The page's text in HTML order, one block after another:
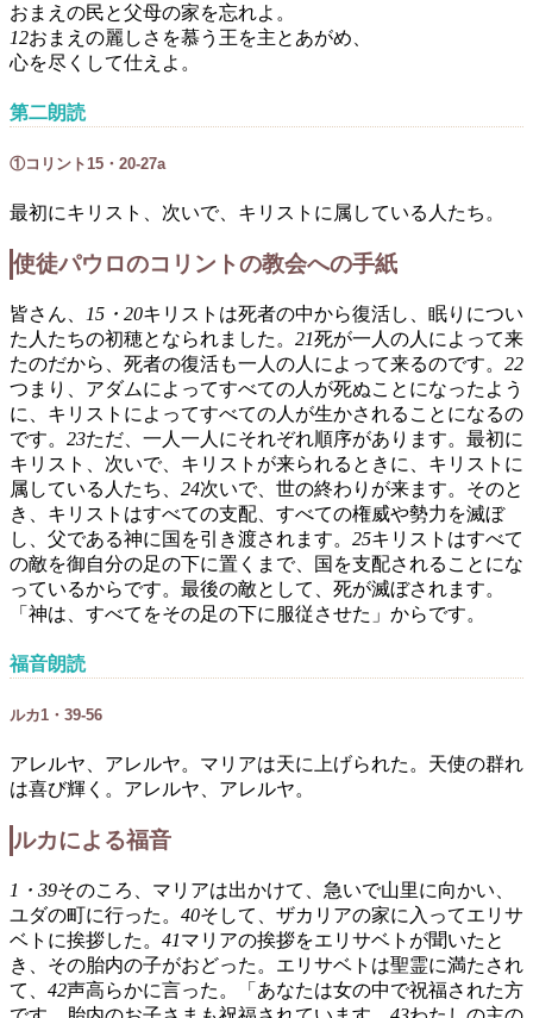
おまえの民と父母の家を忘れよ。
12おまえの麗しさを慕う王を主とあがめ、
心を尽くして仕えよ。
第二朗読
①コリント15・20-27a
最初にキリスト、次いで、キリストに属している人たち。
使徒パウロのコリントの教会への手紙
皆さん、 15・20キリストは死者の中から復活し、眠りについ
た人たちの初穂となられました。 21死が一人の人によって来
たのだから、死者の復活も一人の人によって来るのです。 22
つまり、アダムによってすべての人が死ぬことになったよう
に、キリストによってすべての人が生かされることになるの
です。 23ただ、一人一人にそれぞれ順序があります。最初に
キリスト、次いで、キリストが来られるときに、キリストに
属している人たち、 24次いで、世の終わりが来ます。そのと
き、キリストはすべての支配、すべての権威や勢力を滅ぼ
し、父である神に国を引き渡されます。 25キリストはすべて
の敵を御自分の足の下に置くまで、国を支配されることにな
っているからです。最後の敵として、死が滅ぼされます。
「神は、すべてをその足の下に服従させた」からです。
福音朗読
ルカ1・39-56
アレルヤ、アレルヤ。マリアは天に上げられた。天使の群れ
は喜び輝く。アレルヤ、アレルヤ。
ルカによる福音
1・39そのころ、マリアは出かけて、急いで山里に向かい、
ユダの町に行った。 40そして、ザカリアの家に入ってエリサ
ベトに挨拶した。 41マリアの挨拶をエリサベトが聞いたと
き、その胎内の子がおどった。エリサベトは聖霊に満たされ
て、 42声高らかに言った。「あなたは女の中で祝福された方